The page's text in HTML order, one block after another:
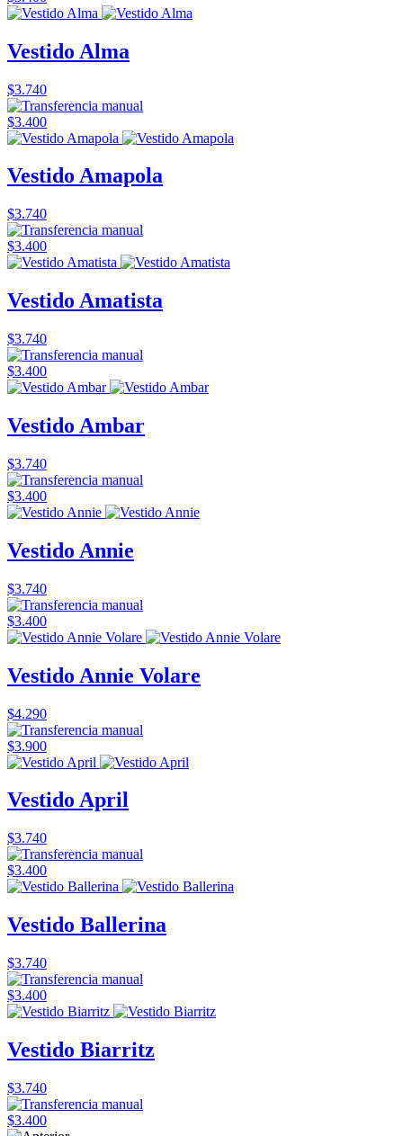
Vestido Alma
$3.740
$3.400
Vestido Amapola
$3.740
$3.400
Vestido Amatista
$3.740
$3.400
Vestido Ambar
$3.740
$3.400
Vestido Annie
$3.740
$3.400
Vestido Annie Volare
$4.290
$3.900
Vestido April
$3.740
$3.400
Vestido Ballerina
$3.740
$3.400
Vestido Biarritz
$3.740
$3.400